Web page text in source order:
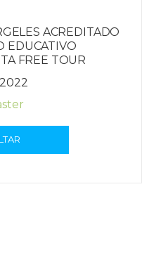
ACREDITADO
EDUCATIVO
FREE TOUR